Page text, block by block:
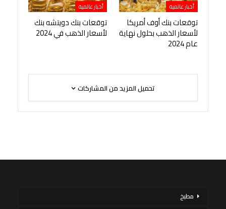
أخبار عالمية
توقعات بنك أوف أمريكا
لأسعار الذهب بحلول نهاية
عام 2024
أخبار عالمية
توقعات بنك دويتشه بنك
لأسعار الذهب في 2024
تحميل المزيد من المشاركات
مطبخ